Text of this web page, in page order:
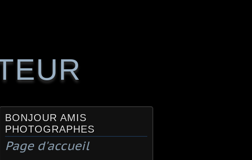
BONJOUR AMIS
PHOTOGRAPHES
Page d'accueil